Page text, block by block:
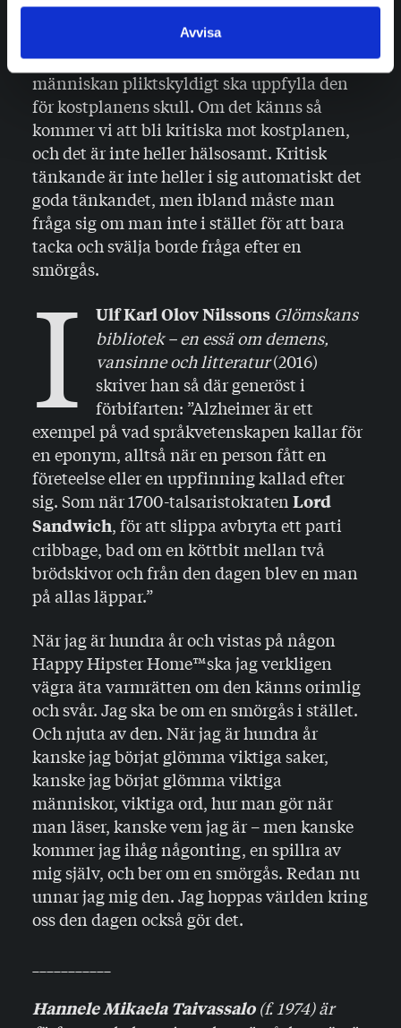
Avvisa
inte människan som är till för det.
Kostplaner finns för att se till människors
välbefinnande, aldrig någonsin bara för att
människan pliktskyldigt ska uppfylla den
för kostplanens skull. Om det känns så
kommer vi att bli kritiska mot kostplanen,
och det är inte heller hälsosamt. Kritisk
tänkande är inte heller i sig automatiskt det
goda tänkandet, men ibland måste man
fråga sig om man inte i stället för att bara
tacka och svälja borde fråga efter en
smörgås.
I Ulf Karl Olov Nilssons Glömskans
bibliotek – en essä om demens,
vansinne och litteratur(2016)
skriver han så där generöst i
förbifarten: ”Alzheimer är ett
exempel på vad språkvetenskapen kallar för
en eponym, alltså när en person fått en
företeelse eller en uppfinning kallad efter
sig. Som när 1700-talsaristokraten Lord
Sandwich, för att slippa avbryta ett parti
cribbage, bad om en köttbit mellan två
brödskivor och från den dagen blev en man
på allas läppar.”
När jag är hundra år och vistas på någon
Happy Hipster Home™️ska jag verkligen
vägra äta varmrätten om den känns orimlig
och svår. Jag ska be om en smörgås i stället.
Och njuta av den. När jag är hundra år
kanske jag börjat glömma viktiga saker,
kanske jag börjat glömma viktiga
människor, viktiga ord, hur man gör när
man läser, kanske vem jag är – men kanske
kommer jag ihåg någonting, en spillra av
mig själv, och ber om en smörgås. Redan nu
unnar jag mig den. Jag hoppas världen kring
oss den dagen också gör det.
Hannele Mikaela Taivassalo(f. 1974) är